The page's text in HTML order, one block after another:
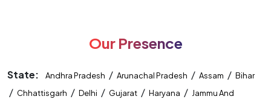
Our Presence
State: Andhra Pradesh / Arunachal Pradesh / Assam / Bihar
/ Chhattisgarh / Delhi / Gujarat / Haryana / Jammu And